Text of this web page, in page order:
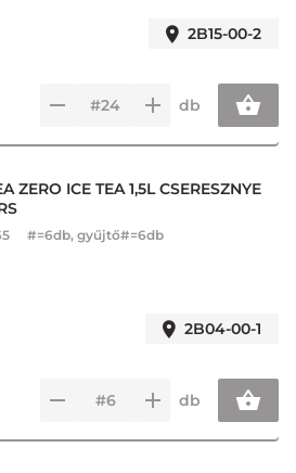
2B15-00-2
db
ZERO ICE TEA 1,5L CSERESZNYE
#=6db, gyűjtő#=6db
2B04-00-1
db